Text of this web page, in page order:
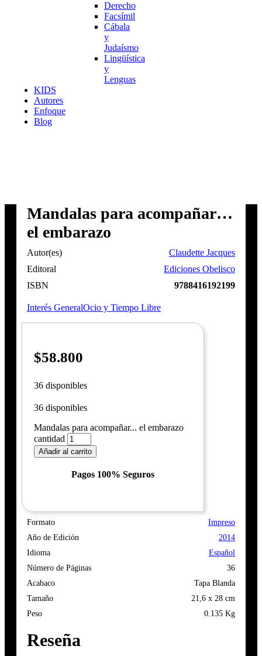
Derecho
Facsímil
Cábala
y
Judaísmo
Lingüística
y
Lenguas
KIDS
Autores
Enfoque
Blog
Mandalas para acompañar…
el embarazo
Autor(es)
Claudette Jacques
Editoral
Ediciones Obelisco
ISBN
9788416192199
Interés GeneralOcio y Tiempo Libre
$58.800
36 disponibles
36 disponibles
Mandalas para acompañar... el embarazo
cantidad
Añadir al carrito
Pagos 100% Seguros
Formato
Impreso
Año de Edición
2014
Idioma
Español
Número de Páginas
36
Acabaco
Tapa Blanda
Tamaño
21,6 x 28 cm
Peso
0.135 Kg
Reseña